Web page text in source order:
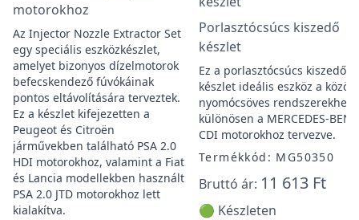
motorokhoz
Az Injector Nozzle Extractor Set
egy speciális eszközkészlet,
amelyet bizonyos dízelmotorok
befecskendező fúvókáinak
pontos eltávolítására terveztek.
Ez a készlet kifejezetten a
Peugeot és Citroën
járművekben található PSA 2.0
HDI motorokhoz, valamint a Fiat
és Lancia modellekben használt
PSA 2.0 JTD motorokhoz lett
kialakítva.
Porlasztócsúcs kiszedő
készlet
Ez a porlasztócsúcs kiszedő
készlet ideális eszköz a közös
nyomócsöves rendszerekhez,
különösen a MERCEDES-BENZ
CDI motorokhoz tervezve.
Termékkód: MG50350
Bruttó ár: 11 613 Ft
🟢 Készleten